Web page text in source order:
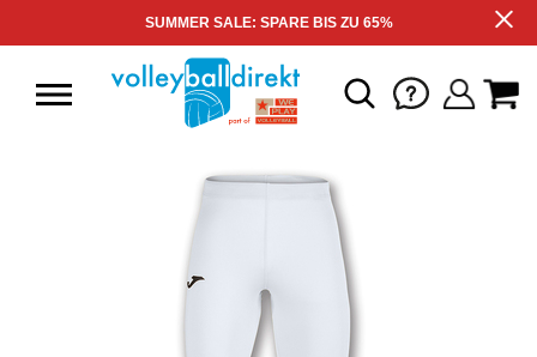
SUMMER SALE: SPARE BIS ZU 65%